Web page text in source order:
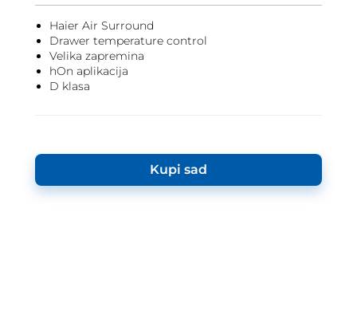
Haier Air Surround
Drawer temperature control
Velika zapremina
hOn aplikacija
D klasa
Kupi sad